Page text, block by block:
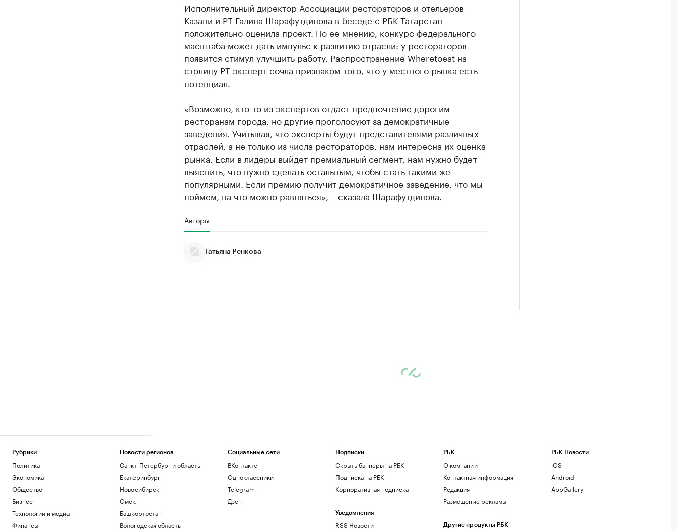
Исполнительный директор Ассоциации рестораторов и отельеров
Казани и РТ Галина Шарафутдинова в беседе с РБК Татарстан
положительно оценила проект. По ее мнению, конкурс федерального
масштаба может дать импульс к развитию отрасли: у рестораторов
появится стимул улучшить работу. Распространение Wheretoeat на
столицу РТ эксперт сочла признаком того, что у местного рынка есть
потенциал.
«Возможно, кто-то из экспертов отдаст предпочтение дорогим
ресторанам города, но другие проголосуют за демократичные
заведения. Учитывая, что эксперты будут представителями различных
отраслей, а не только из числа рестораторов, нам интересна их оценка
рынка. Если в лидеры выйдет премиальный сегмент, нам нужно будет
выяснить, что нужно сделать остальным, чтобы стать такими же
популярными. Если премию получит демократичное заведение, что мы
поймем, на что можно равняться», – сказала Шарафутдинова.
Авторы
Татьяна Ренкова
Рубрики
Политика
Экономика
Общество
Бизнес
Технологии и медиа
Финансы
Новости регионов
Санкт-Петербург и область
Екатеринбург
Новосибирск
Омск
Башкортостан
Вологодская область
Социальные сети
ВКонтакте
Одноклассники
Telegram
Дзен
Подписки
Скрыть баннеры на РБК
Подписка на РБК
Корпоративная подписка
Уведомления
RSS Новости
РБК
О компании
Контактная информация
Редакция
Размещение рекламы
Другие продукты РБК
РБК Новости
iOS
Android
AppGallery